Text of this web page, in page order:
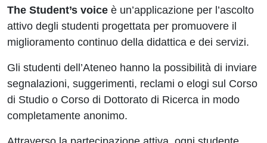
The Student’s voice è un’applicazione per l’ascolto
attivo degli studenti progettata per promuovere il
miglioramento continuo della didattica e dei servizi.
Gli studenti dell’Ateneo hanno la possibilità di inviare
segnalazioni, suggerimenti, reclami o elogi sul Corso
di Studio o Corso di Dottorato di Ricerca in modo
completamente anonimo.